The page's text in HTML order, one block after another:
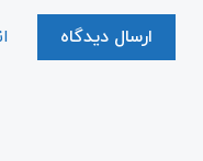
ارسال دیدگاه